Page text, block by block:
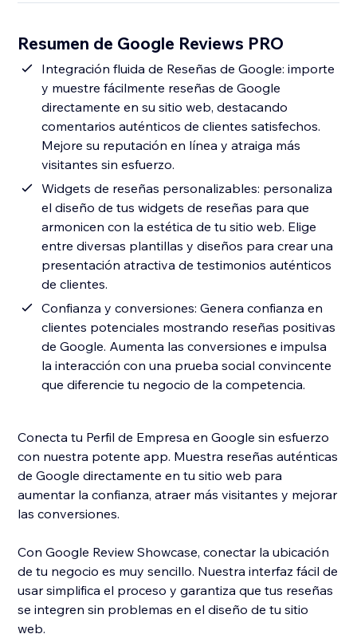
Resumen de Google Reviews PRO
Integración fluida de Reseñas de Google: importe
y muestre fácilmente reseñas de Google
directamente en su sitio web, destacando
comentarios auténticos de clientes satisfechos.
Mejore su reputación en línea y atraiga más
visitantes sin esfuerzo.
Widgets de reseñas personalizables: personaliza
el diseño de tus widgets de reseñas para que
armonicen con la estética de tu sitio web. Elige
entre diversas plantillas y diseños para crear una
presentación atractiva de testimonios auténticos
de clientes.
Confianza y conversiones: Genera confianza en
clientes potenciales mostrando reseñas positivas
de Google. Aumenta las conversiones e impulsa
la interacción con una prueba social convincente
que diferencie tu negocio de la competencia.
Conecta tu Perfil de Empresa en Google sin esfuerzo
con nuestra potente app. Muestra reseñas auténticas
de Google directamente en tu sitio web para
aumentar la confianza, atraer más visitantes y mejorar
las conversiones.
Con Google Review Showcase, conectar la ubicación
de tu negocio es muy sencillo. Nuestra interfaz fácil de
usar simplifica el proceso y garantiza que tus reseñas
se integren sin problemas en el diseño de tu sitio
web.